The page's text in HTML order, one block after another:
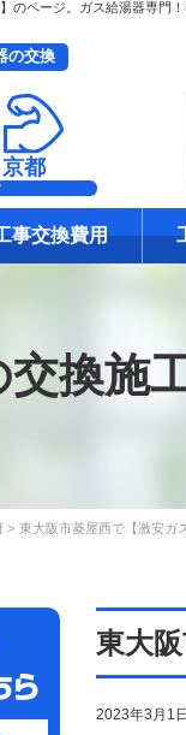
の交換
都
事交換費用
換施
東大阪市菱屋西で【激安ガ
東大
2023年3月1日